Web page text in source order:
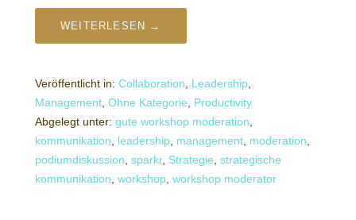
WEITERLESEN →
Veröffentlicht in: Collaboration, Leadership,
Management, Ohne Kategorie, Productivity
Abgelegt unter: gute workshop moderation,
kommunikation, leadership, management, moderation,
podiumdiskussion, sparkr, Strategie, strategische
kommunikation, workshop, workshop moderator